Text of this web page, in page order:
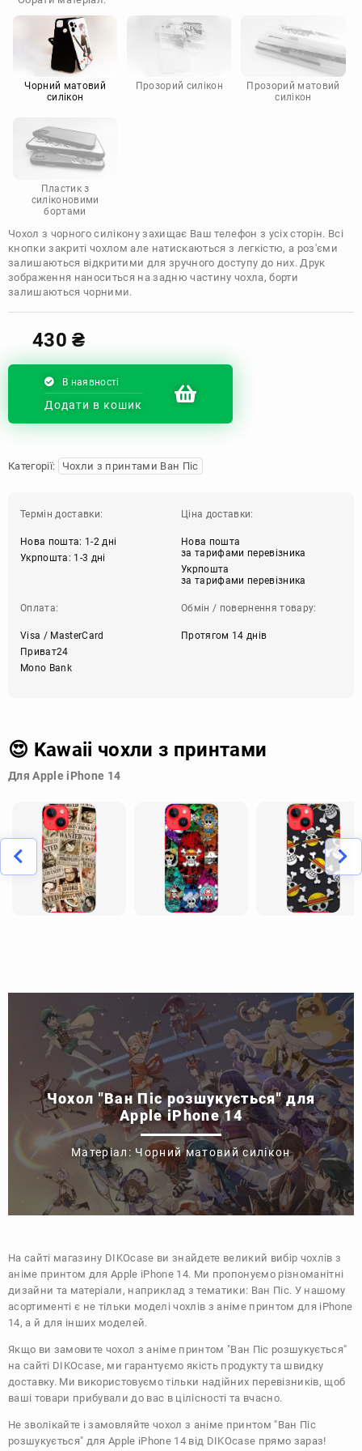
Doogee
Infinix
Sony
Motorola
Чорний матовий
силікон
Прозорий силікон
Прозорий матовий
силікон
Пластик з
силіконовими
бортами
Чохол з чорного силікону захищає Ваш телефон з усіх сторін. Всі
кнопки закриті чохлом але натискаються з легкістю, а роз'єми
залишаються відкритими для зручного доступу до них. Друк
зображення наноситься на задню частину чохла, борти
залишаються чорними.
430₴
В наявності
Додати в кошик
Категорії: Чохли з принтами Ван Піс
Термін доставки:
Нова пошта: 1-2 дні
Укрпошта: 1-3 дні
Ціна доставки:
Нова пошта
за тарифами перевізника
Укрпошта
за тарифами перевізника
Оплата:
Visa / MasterCard
Приват24
Mono Bank
Обмін / повернення товару:
Протягом 14 днів
😍 Kawaii чохли з принтами
Для Apple iPhone 14
Чохол "Ван Піс розшукується" для
Apple iPhone 14
Матеріал: Чорний матовий силікон
На сайті магазину DIKOcase ви знайдете великий вибір чохлів з
аніме принтом для Apple iPhone 14. Ми пропонуємо різноманітні
дизайни та матеріали, наприклад з тематики: Ван Піс. У нашому
асортименті є не тільки моделі чохлів з аніме принтом для iPhone
14, а й для інших моделей.
Якщо ви замовите чохол з аніме принтом "Ван Піс розшукується"
на сайті DIKOcase, ми гарантуємо якість продукту та швидку
доставку. Ми використовуємо тільки надійних перевізників, щоб
ваші товари прибували до вас в цілісності та вчасно.
Не зволікайте і замовляйте чохол з аніме принтом "Ван Піс
розшукується" для Apple iPhone 14 від DIKOcase прямо зараз!